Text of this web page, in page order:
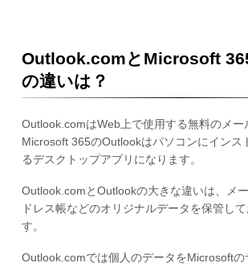
Outlook.comとMicrosoft
の違いは？
Outlook.comはWeb上で使用する無料のメー
Microsoft 365のOutlookはパソコンにインス
るデスクトップアプリになります。
Outlook.comとOutlookの大きな違いは、メ
ドレス帳などのオリジナルデータを保管し
す。
Outlook.comでは個人のデータをMicrosoftの